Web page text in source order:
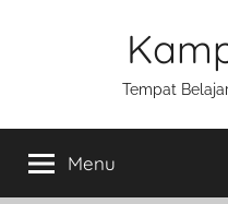
Tempat
Menu